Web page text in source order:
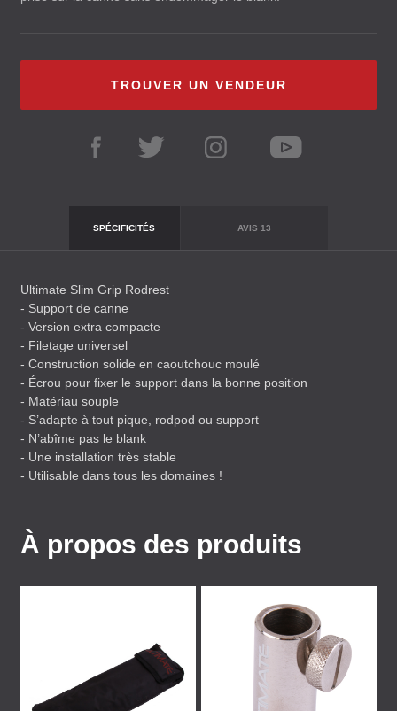
TROUVER UN VENDEUR
SPÉCIFICITÉS AVIS 13
Ultimate Slim Grip Rodrest
- Support de canne
- Version extra compacte
- Filetage universel
- Construction solide en caoutchouc moulé
- Écrou pour fixer le support dans la bonne position
- Matériau souple
- S’adapte à tout pique, rodpod ou support
- N’abîme pas le blank
- Une installation très stable
- Utilisable dans tous les domaines !
À propos des produits